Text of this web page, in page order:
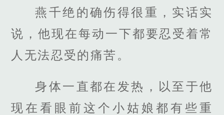
燕千绝的确伤得很重，实话实
说，他现在每动一下都要忍受着常
人无法忍受的痛苦。
身体一直都在发热，以至于他
现在看眼前这个小姑娘都有些重